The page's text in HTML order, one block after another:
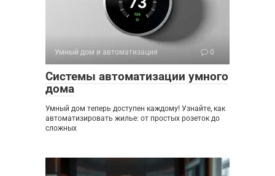
Умный дом и автоматизация 0
Системы автоматизации умного
дома
Умный дом теперь доступен каждому! Узнайте, как
автоматизировать жилье: от простых розеток до
сложных